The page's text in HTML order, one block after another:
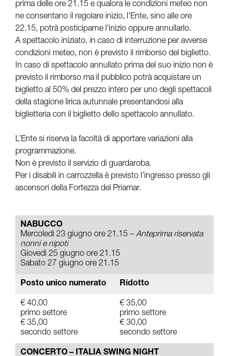
prima delle ore 21.15 e qualora le condizioni meteo non
ne consentano il regolare inizio, l'Ente, sino alle ore
22.15, potrà posticiparne l'inizio oppure annullarlo.
A spettacolo iniziato, in caso di interruzione per avverse
condizioni meteo, non è previsto il rimborso del biglietto.
In caso di spettacolo annullato prima del suo inizio non è
previsto il rimborso ma il pubblico potrà acquistare un
biglietto al 50% del prezzo intero per uno degli spettacoli
della stagione lirica autunnale presentandosi alla
biglietteria con il biglietto dello spettacolo annullato.
L’Ente si riserva la facoltà di apportare variazioni alla
programmazione.
Non è previsto il servizio di guardaroba.
Per i disabili in carrozzella è previsto l’ingresso presso gli
ascensori della Fortezza del Priamar.
NABUCCO
Mercoledì 23 giugno ore 21.15 – Anteprima riservata
nonni e nipoti
Giovedì 25 giugno ore 21.15
Sabato 27 giugno ore 21.15
Posto unico numerato Ridotto
€ 40,00
primo settore
€ 35,00
secondo settore
€ 35,00
primo settore
€ 30,00
secondo settore
CONCERTO – ITALIA SWING NIGHT